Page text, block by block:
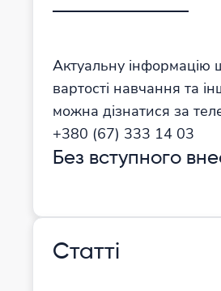
Актуальну інформацію
вартості навчання та
можна дізнатися за
+380 (67) 333 14 03
Без вступного
Статті